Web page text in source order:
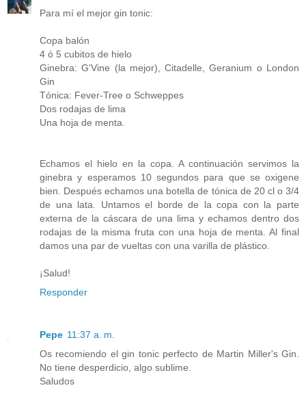
Para mí el mejor gin tonic:
Copa balón
4 ó 5 cubitos de hielo
Ginebra: G'Vine (la mejor), Citadelle, Geranium o London
Gin
Tónica: Fever-Tree o Schweppes
Dos rodajas de lima
Una hoja de menta.
Echamos el hielo en la copa. A continuación servimos la
ginebra y esperamos 10 segundos para que se oxigene
bien. Después echamos una botella de tónica de 20 cl o 3/4
de una lata. Untamos el borde de la copa con la parte
externa de la cáscara de una lima y echamos dentro dos
rodajas de la misma fruta con una hoja de menta. Al final
damos una par de vueltas con una varilla de plástico.
¡Salud!
Responder
Pepe 11:37 a. m.
Os recomiendo el gin tonic perfecto de Martin Miller's Gin.
No tiene desperdicio, algo sublime.
Saludos